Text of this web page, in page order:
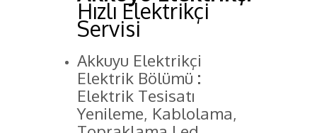
Hızlı Elektrikçi
Servisi
Akkuyu Elektrikçi
Elektrik Bölümü :
Elektrik Tesisatı
Yenileme, Kablolama,